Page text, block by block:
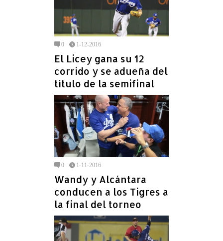
0 1-12-2016
El Licey gana su 12
corrido y se adueña del
título de la semifinal
0 1-11-2016
Wandy y Alcántara
conducen a los Tigres a
la final del torneo